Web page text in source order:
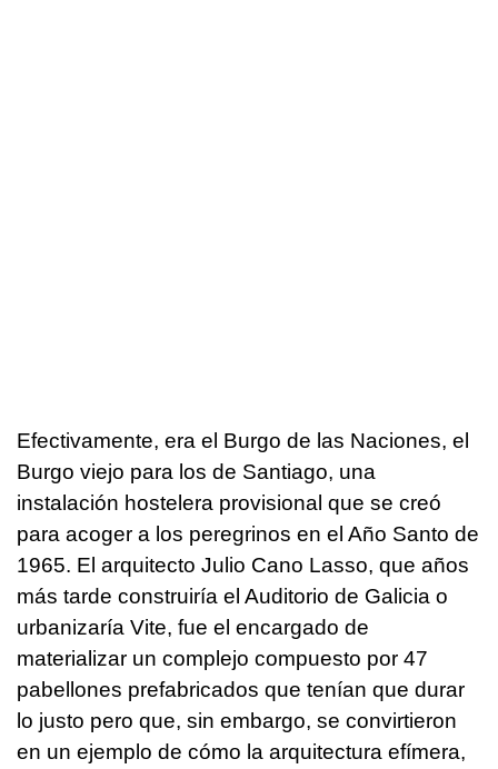
Efectivamente, era el Burgo de las Naciones, el
Burgo viejo para los de Santiago, una
instalación hostelera provisional que se creó
para acoger a los peregrinos en el Año Santo de
1965. El arquitecto Julio Cano Lasso, que años
más tarde construiría el Auditorio de Galicia o
urbanizaría Vite, fue el encargado de
materializar un complejo compuesto por 47
pabellones prefabricados que tenían que durar
lo justo pero que, sin embargo, se convirtieron
en un ejemplo de cómo la arquitectura efímera,